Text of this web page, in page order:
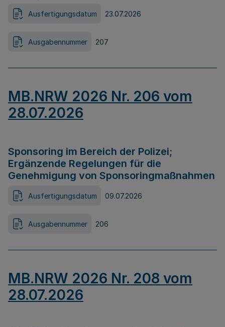
Ausfertigungsdatum 23.07.2026
Ausgabennummer 207
MB.NRW 2026 Nr. 206 vom
28.07.2026
Sponsoring im Bereich der Polizei;
Ergänzende Regelungen für die
Genehmigung von Sponsoringmaßnahmen
Ausfertigungsdatum 09.07.2026
Ausgabennummer 206
MB.NRW 2026 Nr. 208 vom
28.07.2026